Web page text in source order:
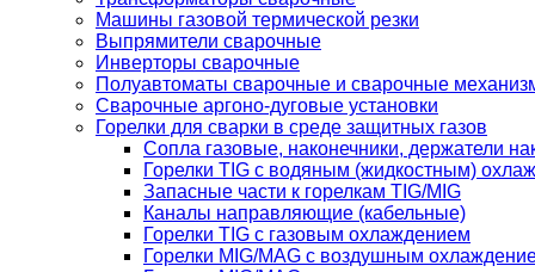
Машины газовой термической резки
Выпрямители сварочные
Инверторы сварочные
Полуавтоматы сварочные и сварочные
Сварочные аргоно-дуговые установки
Горелки для сварки в среде защитных газов
Сопла газовые, наконечники, держатели
Горелки TIG с водяным (жидкостным)
Запасные части к горелкам TIG/MIG
Каналы направляющие (кабельные)
Горелки TIG с газовым охлаждением
Горелки MIG/MAG с воздушным